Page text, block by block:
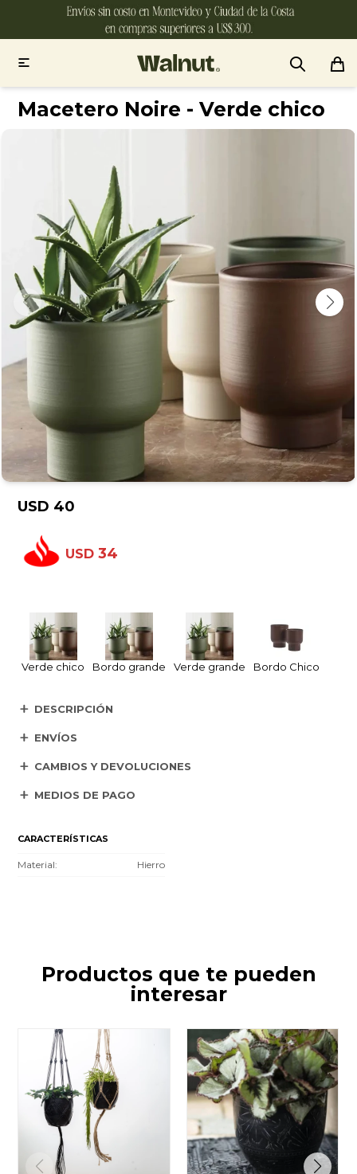

Macetero Noire - Verde chico
USD 40
USD 34
Verde chico Bordo grande Verde grande Bordo Chico
DESCRIPCIÓN
ENVÍOS
CAMBIOS Y DEVOLUCIONES
MEDIOS DE PAGO
CARACTERÍSTICAS
Material Hierro
Productos que te pueden
interesar